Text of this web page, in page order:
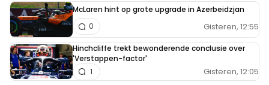
McLaren hint op grote upgrade in Azerbeidzjan
Gisteren, 12:55
0
Hinchcliffe trekt bewonderende conclusie over
'Verstappen-factor'
Gisteren, 12:05
1